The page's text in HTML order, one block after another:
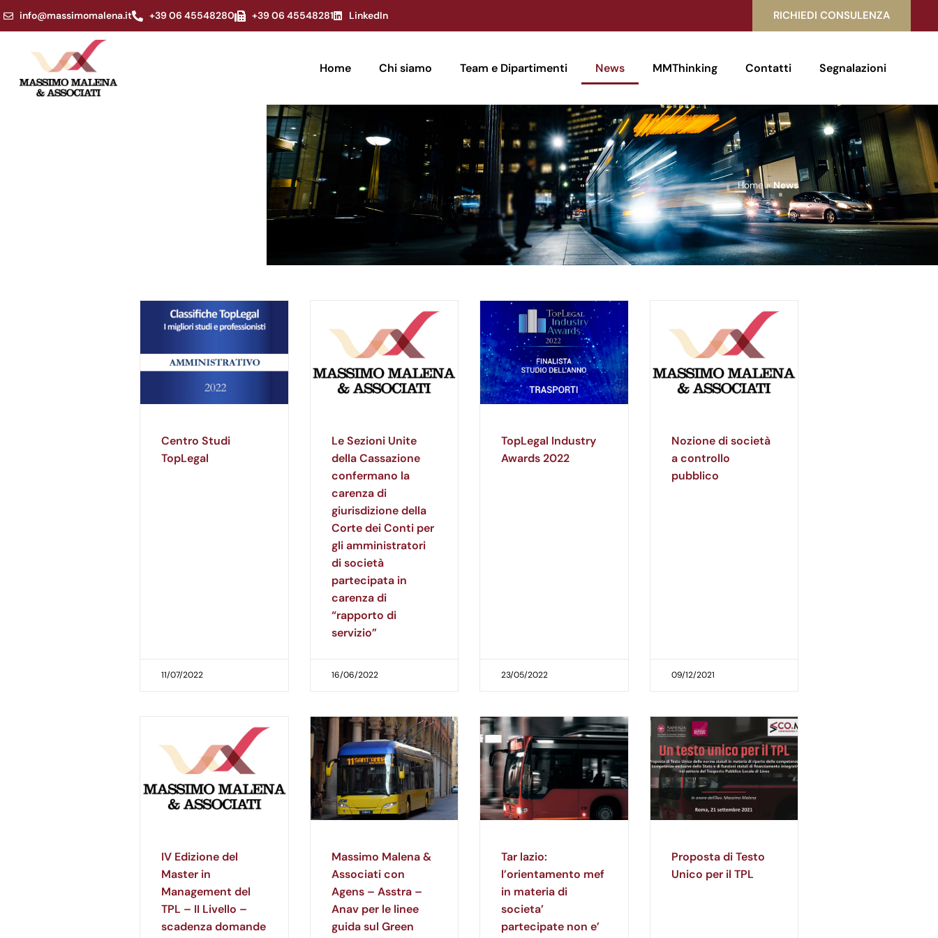
info@massimomalena.it +39 06 45548280 +39 06 45548281 LinkedIn RICHIEDI CONSULENZA
Home Chi siamo Team e Dipartimenti News MMThinking Contatti Segnalazioni
Home»News
Centro Studi
TopLegal
11/07/2022
Le Sezioni Unite
della Cassazione
confermano la
carenza di
giurisdizione della
Corte dei Conti per
gli amministratori
di società
partecipata in
carenza di
“rapporto di
servizio”
16/06/2022
TopLegal Industry
Awards 2022
23/05/2022
Nozione di società
a controllo
pubblico
09/12/2021
IV Edizione del
Master in
Management del
TPL – II Livello –
scadenza domande
Massimo Malena &
Associati con
Agens – Asstra –
Anav per le linee
guida sul Green
Tar lazio:
l’orientamento mef
in materia di
societa’
partecipate non e’
Proposta di Testo
Unico per il TPL